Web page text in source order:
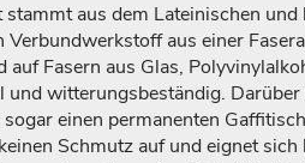
aus dem Lateinischen
Verbundwerkstoff aus einer
Fasern aus Glas,
witterungsbeständig.
einen permanenten
Schmutz auf und eignet